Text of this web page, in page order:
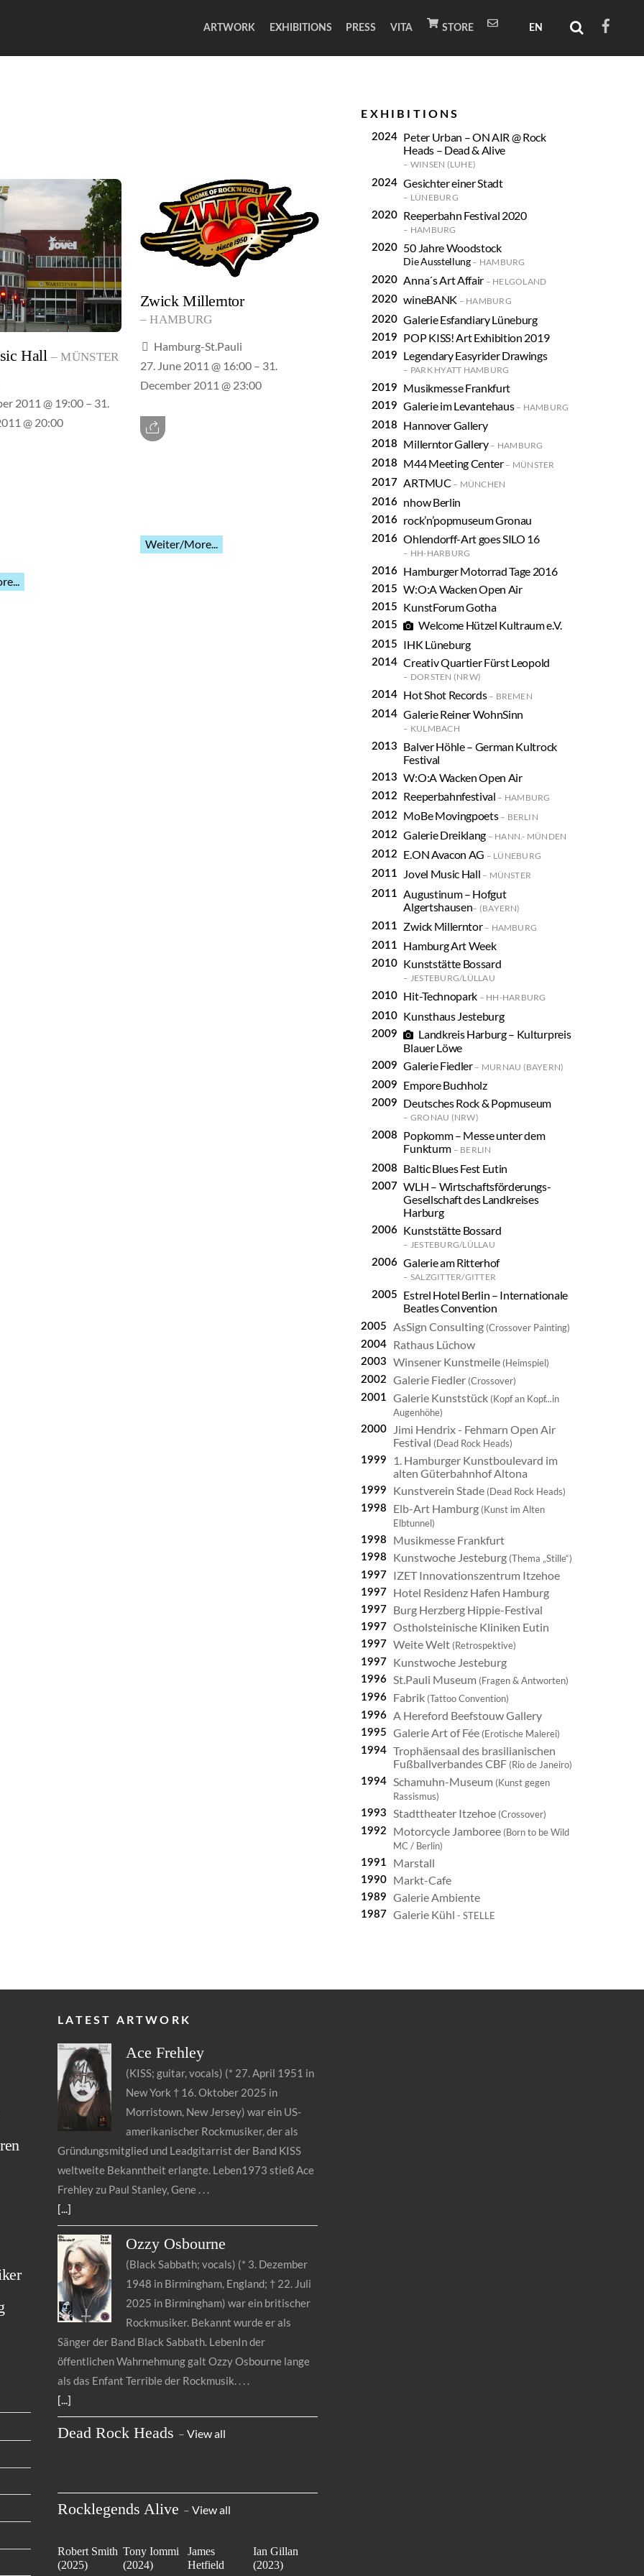
ARTWORK EXHIBITIONS PRESS VITA STORE
Hall
MÜNSTER
2011 @ 19:00 – 31.
@ 20:00
Zwick Millerntor
HAMBURG
Hamburg-St.Pauli
27. June 2011 @ 16:00 – 31.
December 2011 @ 23:00
Weiter/More...
EXHIBITIONS
Peter Urban – ON AIR @ Rock
Heads – Dead & Alive
WINSEN (LUHE)
Gesichter einer Stadt
LÜNEBURG
Reeperbahn Festival 2020
HAMBURG
50 Jahre Woodstock
Die Ausstellung HAMBURG
Anna´s Art Affair HELGOLAND
wineBANK HAMBURG
Galerie Esfandiary Lüneburg
POP KISS! Art Exhibition 2019
Legendary Easyrider Drawings
PARK HYATT HAMBURG
Musikmesse Frankfurt
Galerie im Levantehaus
HAMBURG
Hannover Gallery
Millerntor Gallery
HAMBURG
M44 Meeting Center MÜNSTER
ARTMUC MÜNCHEN
nhow Berlin
rock’n’popmuseum Gronau
Ohlendorff-Art goes SILO 16
HH-HARBURG
Hamburger Motorrad Tage 2016
W:O:A Wacken Open Air
KunstForum Gotha
Welcome Hützel Kultraum e.V.
IHK Lüneburg
Creativ Quartier Fürst Leopold
DORSTEN (NRW)
Hot Shot Records BREMEN
Galerie Reiner WohnSinn
KULMBACH
Balver Höhle – German Kultrock
Festival
W:O:A Wacken Open Air
Reeperbahnfestival
HAMBURG
MoBe Movingpoets BERLIN
Galerie Dreiklang HANN.- MÜNDEN
E.ON Avacon AG LÜNEBURG
Jovel Music Hall MÜNSTER
Augustinum – Hofgut
Algertshausen
(BAYERN)
Zwick Millerntor HAMBURG
Hamburg Art Week
Kunststätte Bossard
JESTEBURG/LÜLLAU
Hit-Technopark HH-HARBURG
Kunsthaus Jesteburg
Landkreis Harburg – Kulturpreis
Blauer Löwe
Galerie Fiedler
MURNAU (BAYERN)
Empore Buchholz
Deutsches Rock & Popmuseum
GRONAU (NRW)
Popkomm – Messe unter dem
Funkturm
BERLIN
Baltic Blues Fest Eutin
WLH – Wirtschaftsförderungs-
Gesellschaft des Landkreises
Harburg
Kunststätte Bossard
JESTEBURG/LÜLLAU
Galerie am Ritterhof
SALZGITTER/GITTER
Estrel Hotel Berlin – Internationale
Beatles Convention
2005 AsSign Consulting (Crossover Painting)
2004 Rathaus Lüchow
2003 Winsener Kunstmeile (Heimspiel)
2002 Galerie Fiedler (Crossover)
2001 Galerie Kunststück (Kopf an Kopf...in
Augenhöhe)
2000
Jimi Hendrix - Fehmarn Open Air
Festival (Dead Rock Heads)
1999
1. Hamburger Kunstboulevard im
alten Güterbahnhof Altona
1999 Kunstverein Stade (Dead Rock Heads)
1998 Elb-Art Hamburg (Kunst im Alten
Elbtunnel)
1998 Musikmesse Frankfurt
1998 Kunstwoche Jesteburg (Thema „Stille“)
1997 IZET Innovationszentrum Itzehoe
1997 Hotel Residenz Hafen Hamburg
1997 Burg Herzberg Hippie-Festival
1997 Ostholsteinische Kliniken Eutin
1997 Weite Welt (Retrospektive)
1997 Kunstwoche Jesteburg
1996 St.Pauli Museum (Fragen & Antworten)
1996 Fabrik (Tattoo Convention)
1996 A Hereford Beefstouw Gallery
1995 Galerie Art of Fée (Erotische Malerei)
1994
Trophäensaal des brasilianischen
Fußballverbandes CBF (Rio de Janeiro)
1994 Schamuhn-Museum (Kunst gegen
Rassismus)
1993 Stadttheater Itzehoe (Crossover)
1992 Motorcycle Jamboree (Born to be Wild
MC / Berlin)
1991 Marstall
1990 Markt-Cafe
1989 Galerie Ambiente
1987 Galerie Kühl- STELLE
LATEST ARTWORK
AceFrehley
(KISS; guitar, vocals) (* 27. April 1951 in
New York † 16. Oktober 2025 in
Morristown, New Jersey) war ein US-
amerikanischer Rockmusiker, der als
Gründungsmitglied und Leadgitarrist der Band KISS
weltweite Bekanntheit erlangte. Leben1973 stieß Ace
Frehley zu Paul Stanley, Gene
[...]
Ozzy Osbourne
(Black Sabbath; vocals) (* 3. Dezember
1948 in Birmingham, England; † 22. Juli
2025 in Birmingham) war ein britischer
Rockmusiker. Bekannt wurde er als
Sänger der Band Black Sabbath. LebenIn der
öffentlichen Wahrnehmung galt Ozzy Osbourne lange
als das Enfant Terrible der Rockmusik.
[...]
Dead Rock Heads –View all
Rocklegends Alive –View all
Robert Smith
(2025)
Tony Iommi
(2024)
James
Hetfield
Ian Gillan
(2023)